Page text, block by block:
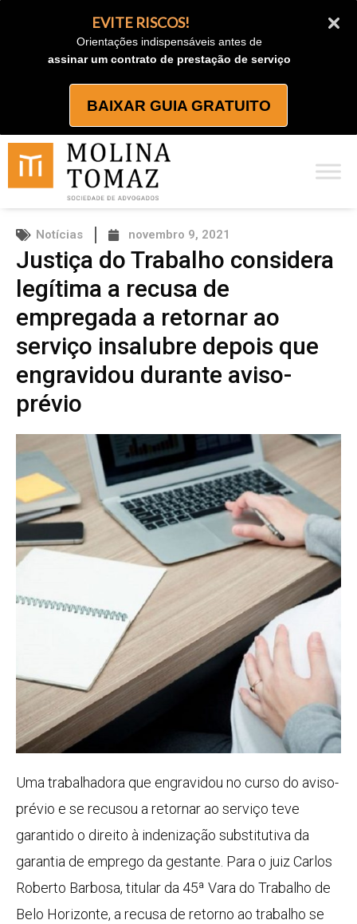
EVITE RISCOS!
Orientações indispensáveis antes de
assinar um contrato de prestação de serviço
BAIXAR GUIA GRATUITO
Notícias novembro 9, 2021
Justiça do Trabalho considera
legítima a recusa de
empregada a retornar ao
serviço insalubre depois que
engravidou durante aviso-
prévio
Uma trabalhadora que engravidou no curso do aviso-
prévio e se recusou a retornar ao serviço teve
garantido o direito à indenização substitutiva da
garantia de emprego da gestante. Para o juiz Carlos
Roberto Barbosa, titular da 45ª Vara do Trabalho de
Belo Horizonte, a recusa de retorno ao trabalho se